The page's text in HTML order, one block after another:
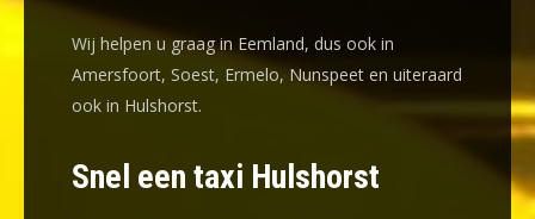
Wij helpen u graag in Eemland, dus ook in
Amersfoort, Soest, Ermelo, Nunspeet en uiteraard
ook in Hulshorst.
Snel een taxi Hulshorst